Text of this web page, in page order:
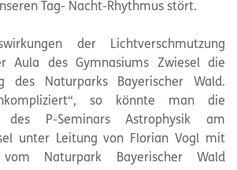
Tag- Nacht-Rhythmus stört.
der Lichtverschmutzung
Aula des Gymnasiums Zwiesel die
des Naturparks Bayerischer Wald.
so könnte man die
des P-Seminars Astrophysik am
unter Leitung von Florian Vogl mit
Naturpark Bayerischer Wald